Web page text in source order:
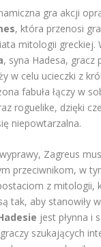
gra akcji
, która przenosi
mitologii greckiej.
, syna Hadesa, gracz
w celu ucieczki z
fabuła łączy w
roguelike, dzięki
niepowtarzalna.
Zagreus
przeciwnikom, w
z mitologii,
tak, aby stanowiły
jest płynna i
szukających